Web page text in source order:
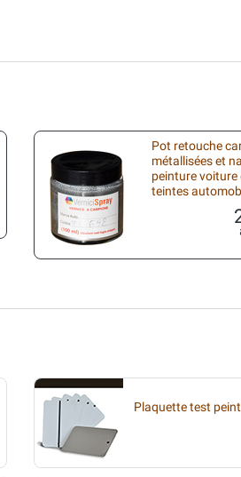
Pot retouche
métallisées et
peinture voiture
teintes
Plaquette test